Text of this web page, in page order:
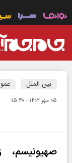
بین الملل
۰۵ مهر ۱۴۰۲ - ۱۵:۴۰